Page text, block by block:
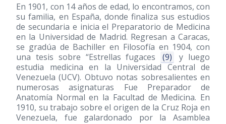
En 1901, con 14 años de edad, lo encontramos, con
su familia, en España, donde finaliza sus estudios
de secundaria e inicia el Preparatorio de Medicina
en la Universidad de Madrid. Regresan a Caracas,
se gradúa de Bachiller en Filosofía en 1904, con
una tesis sobre “Estrellas fugaces
(9)
y luego
estudia medicina en la Universidad Central de
Venezuela (UCV). Obtuvo notas sobresalientes en
numerosas asignaturas Fue Preparador de
Anatomía Normal en la Facultad de Medicina. En
1910, su trabajo sobre el origen de la Cruz Roja en
Venezuela, fue galardonado por la Asamblea